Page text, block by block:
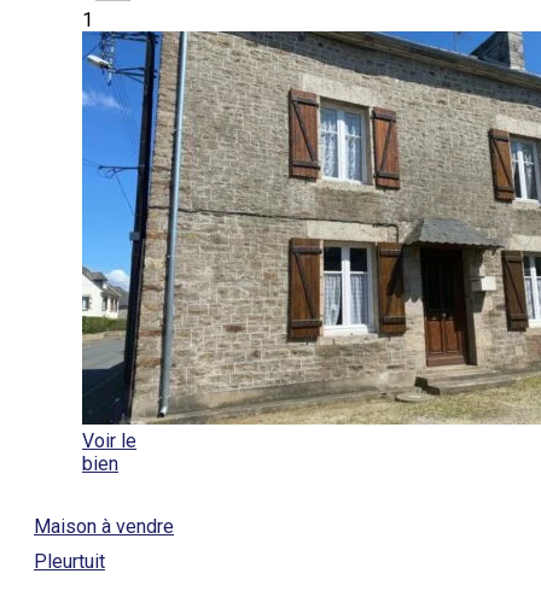
1
Voir le
bien
Maison à vendre
Pleurtuit